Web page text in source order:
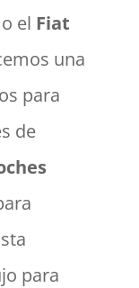
el Fiat
una
para
de
para